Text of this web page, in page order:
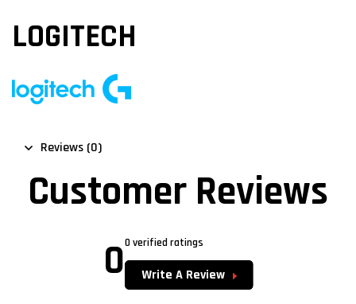
LOGITECH
Reviews (0)
Customer Reviews
00 verified ratings
Write A Review